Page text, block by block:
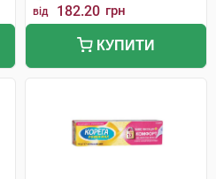
від 182.20 грн
КУПИТИ